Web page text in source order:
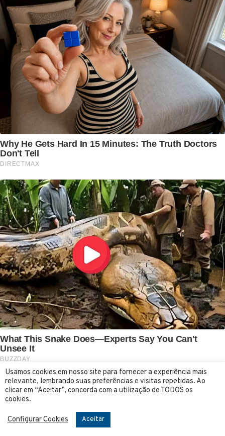
Usamos cookies em nosso site para fornecer a experiência mais
relevante, lembrando suas preferências e visitas repetidas. Ao
clicar em “Aceitar”, concorda com a utilização de TODOS os
cookies.
Configurar Cookies Aceitar